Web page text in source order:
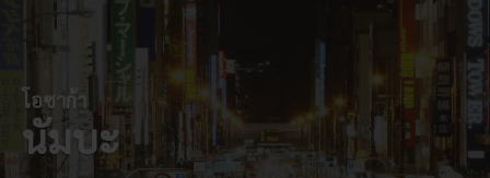
โอซาก้า
นัมบะ